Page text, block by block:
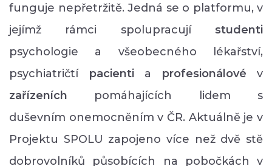
funguje nepřetržitě. Jedná se o platformu, v
jejímž rámci spolupracují studenti
psychologie a všeobecného lékařství,
psychiatričtí pacientia profesionálové v
zařízeních pomáhajících lidem s
duševním onemocněním v ČR. Aktuálně je v
Projektu SPOLU zapojeno více než dvě stě
dobrovolníků působících na pobočkách v